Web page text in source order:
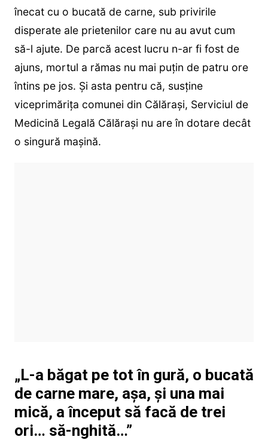
înecat cu o bucată de carne, sub privirile
disperate ale prietenilor care nu au avut cum
să-l ajute. De parcă acest lucru n-ar fi fost de
ajuns, mortul a rămas nu mai puțin de patru ore
întins pe jos. Și asta pentru că, susține
viceprimărița comunei din Călărași, Serviciul de
Medicină Legală Călărași nu are în dotare decât
o singură mașină.
„L-a băgat pe tot în gură, o bucată
de carne mare, așa, și una mai
mică, a început să facă de trei
ori… să-nghită…”